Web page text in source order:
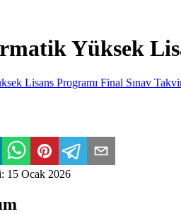
Yüksek
Lisans Programı Final Sınav
: 15 Ocak 2026